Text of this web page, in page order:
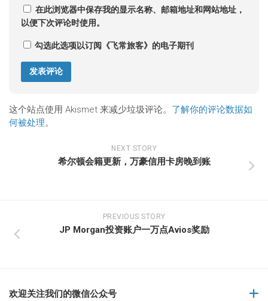
在此浏览器中保存我的显示名称、邮箱地址和网站地址，
以便下次评论时使用。
勾选此选项以订阅《飞常旅客》的电子期刊
这个站点使用 Akismet 来减少垃圾评论。 了解你的评论数据如
何被处理。
NEXT STORY
希尔顿会籍更新，万豪信用卡房晚到账
PREVIOUS STORY
JP Morgan投资账户一万点Avios奖励
欢迎关注我们的微信公众号